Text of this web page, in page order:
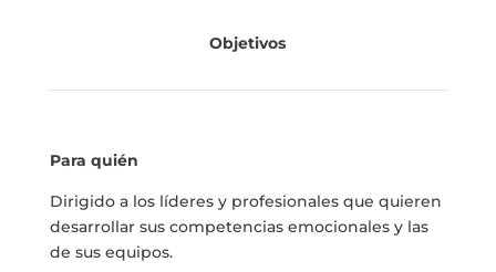
Objetivos
Para quién
Dirigido a los líderes y profesionales que quieren
desarrollar sus competencias emocionales y las
de sus equipos.